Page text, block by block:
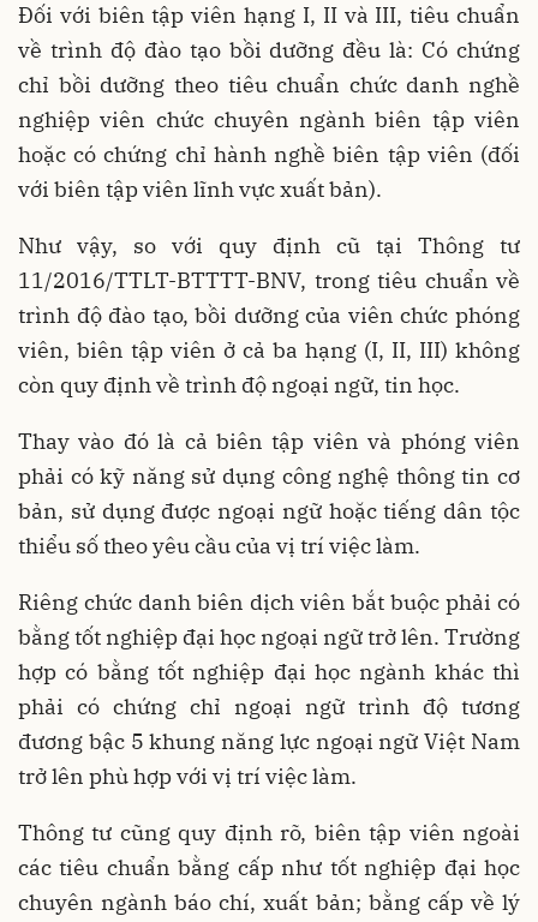
Đối với biên tập viên hạng I, II và III, tiêu chuẩn
về trình độ đào tạo bồi dưỡng đều là: Có chứng
chỉ bồi dưỡng theo tiêu chuẩn chức danh nghề
nghiệp viên chức chuyên ngành biên tập viên
hoặc có chứng chỉ hành nghề biên tập viên (đối
với biên tập viên lĩnh vực xuất bản).
Như vậy, so với quy định cũ tại Thông tư
11/2016/TTLT-BTTTT-BNV, trong tiêu chuẩn về
trình độ đào tạo, bồi dưỡng của viên chức phóng
viên, biên tập viên ở cả ba hạng (I, II, III) không
còn quy định về trình độ ngoại ngữ, tin học.
Thay vào đó là cả biên tập viên và phóng viên
phải có kỹ năng sử dụng công nghệ thông tin cơ
bản, sử dụng được ngoại ngữ hoặc tiếng dân tộc
thiểu số theo yêu cầu của vị trí việc làm.
Riêng chức danh biên dịch viên bắt buộc phải có
bằng tốt nghiệp đại học ngoại ngữ trở lên. Trường
hợp có bằng tốt nghiệp đại học ngành khác thì
phải có chứng chỉ ngoại ngữ trình độ tương
đương bậc 5 khung năng lực ngoại ngữ Việt Nam
trở lên phù hợp với vị trí việc làm.
Thông tư cũng quy định rõ, biên tập viên ngoài
các tiêu chuẩn bằng cấp như tốt nghiệp đại học
chuyên ngành báo chí, xuất bản; bằng cấp về lý